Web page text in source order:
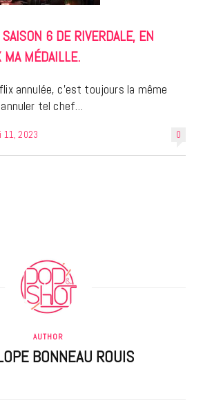
6 DE RIVERDALE, EN
MA MÉDAILLE.
annulée, c’est toujours la même
annuler tel chef…
0
11, 2023
AUTHOR
BONNEAU ROUIS